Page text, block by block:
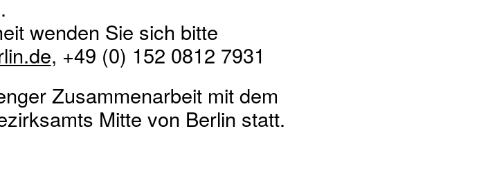
wenden Sie sich bitte
, +49 (0) 152 0812 7931
Zusammenarbeit mit dem
Mitte von Berlin statt.